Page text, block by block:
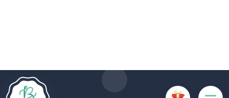
uitgeschakeld zijn. Andere cookies worden gebruikt voor
analyse- of marketingdoeleinden.
Cookies aanvaarden Mijn cookies beheren